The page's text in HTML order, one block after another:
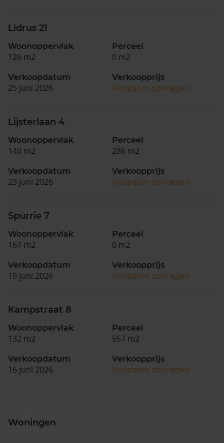
Lidrus 21
Woonoppervlak
126 m2
Perceel
0 m2
Verkoopdatum
25 juni 2026
Verkoopprijs
Koopsom opvragen
Lijsterlaan 4
Woonoppervlak
140 m2
Perceel
286 m2
Verkoopdatum
23 juni 2026
Verkoopprijs
Koopsom opvragen
Spurrie 7
Woonoppervlak
167 m2
Perceel
0 m2
Verkoopdatum
19 juni 2026
Verkoopprijs
Koopsom opvragen
Kampstraat 8
Woonoppervlak
132 m2
Perceel
557 m2
Verkoopdatum
16 juni 2026
Verkoopprijs
Koopsom opvragen
Woningen